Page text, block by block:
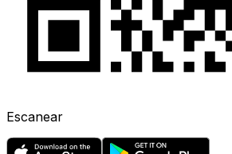
Escanear